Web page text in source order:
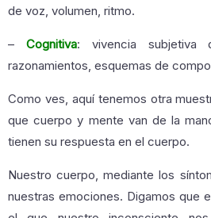
de voz, volumen, ritmo.
– Cognitiva: vivencia subjetiva
razonamientos, esquemas de
Como ves, aquí tenemos otra
que cuerpo y mente van de la
tienen su respuesta en el cuerpo.
Nuestro cuerpo, mediante los
nuestras emociones. Digamos que